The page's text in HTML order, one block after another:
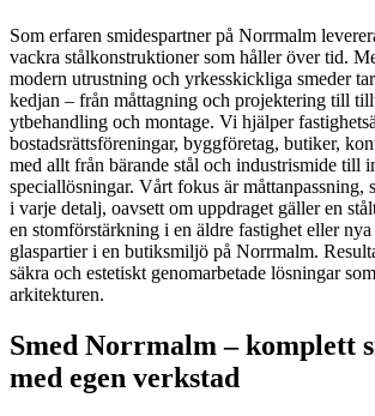
Som erfaren smidespartner på Norrmalm
vackra stålkonstruktioner som håller över tid.
modern utrustning och yrkesskickliga smeder
kedjan – från måttagning och projektering till
ytbehandling och montage. Vi hjälper
bostadsrättsföreningar, byggföretag, butiker,
med allt från bärande stål och industrismide till
speciallösningar. Vårt fokus är måttanpassning,
i varje detalj, oavsett om uppdraget gäller en
en stomförstärkning i en äldre fastighet eller
glaspartier i en butiksmiljö på Norrmalm.
säkra och estetiskt genomarbetade lösningar
arkitekturen.
Smed Norrmalm – komplett
med egen verkstad